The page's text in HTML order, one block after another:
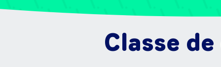
Classe